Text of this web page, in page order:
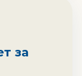
за